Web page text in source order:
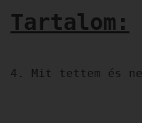
Tartalom:
4. Mit tettem és